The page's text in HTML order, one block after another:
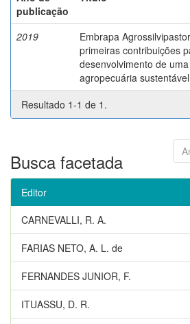
publicação
2019
Embrapa
primeiras contribuições
desenvolvimento de uma
agropecuária
Resultado 1-1 de 1.
Busca facetada
Editor
CARNEVALLI, R. A.
FARIAS NETO, A. L. de
FERNANDES JUNIOR, F.
ITUASSU, D. R.